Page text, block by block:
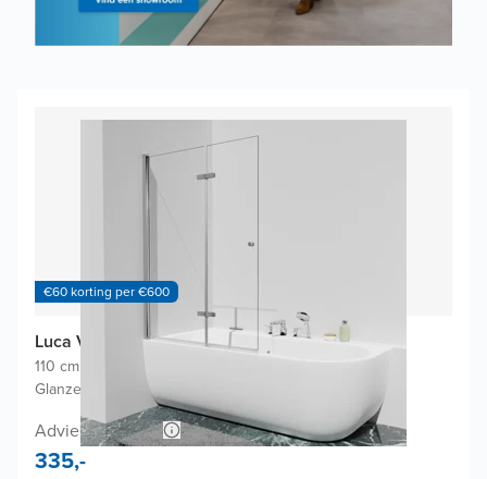
€60 korting per €600
Luca Varess Kuresa badwand
110 cm breed
Glanzend chroom profiel
Adviesprijs 640,-
335,-